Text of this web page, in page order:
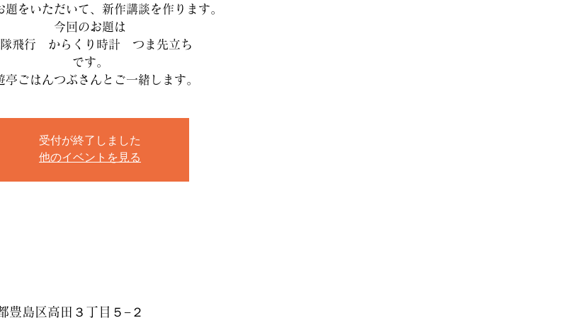
題をいただいて、新作講談を作ります。
今回のお題は
飛行 からくり時計 つま先立ち
です。
亭ごはんつぶさんとご一緒します。
受付が終了しました
他のイベントを見る
島区高田３丁目５−２